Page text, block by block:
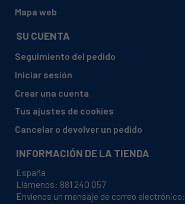
Mapa web
SU CUENTA
Seguimiento del pedido
Iniciar sesión
Crear una cuenta
Tus ajustes de cookies
Cancelar o devolver un pedido
INFORMACIÓN DE LA TIENDA
España
Llámenos: 881 240 057
Envíenos un mensaje de correo electrónico: